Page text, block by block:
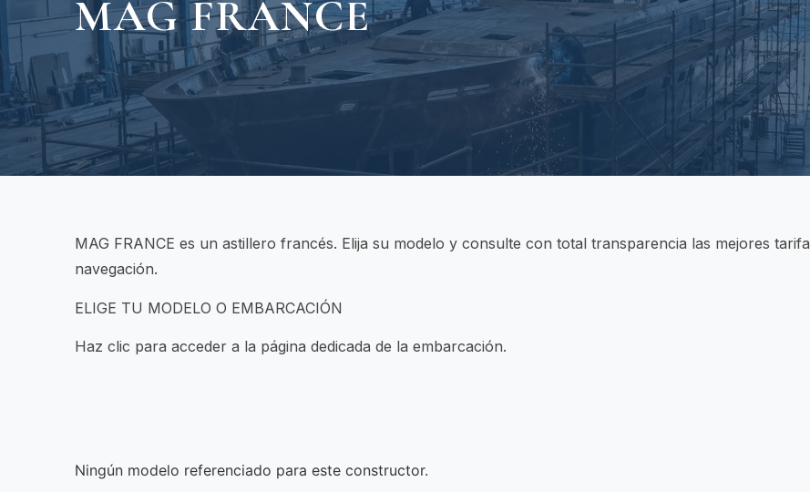
MAG FRANCE
MAG FRANCE es un astillero francés. Elija su modelo y consulte con total transparencia las mejores
navegación.
ELIGE TU MODELO O EMBARCACIÓN
Haz clic para acceder a la página dedicada de la embarcación.
Ningún modelo referenciado para este constructor.